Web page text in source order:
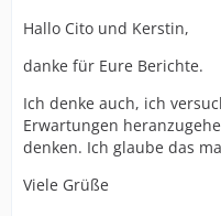
Hallo Cito und Kerstin,
danke für Eure Berichte.
Ich denke auch, ich
Erwartungen
denken. Ich glaube das
Viele Grüße